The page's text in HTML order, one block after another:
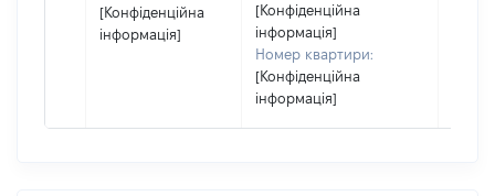
[Конфіденційна
інформація]
[Конфіденційна
інформація]
Номер квартири:
[Конфіденційна
інформація]